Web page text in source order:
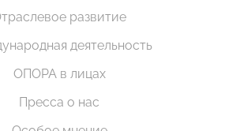
развитие
деятельность
ОПОРА в лицах
Пресса о нас